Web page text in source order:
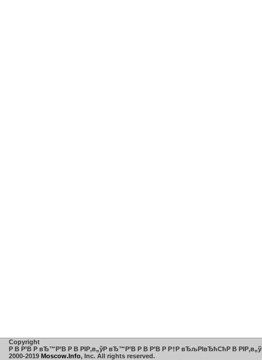
Copyright
Р В Р’В Р вЂ™Р’В Р В РІР‚в„ўР вЂ™Р’В Р В Р’В Р Р†Р вЂљРІвЂћСћР В
2000-2019 Moscow.Info, Inc. All rights reserved.